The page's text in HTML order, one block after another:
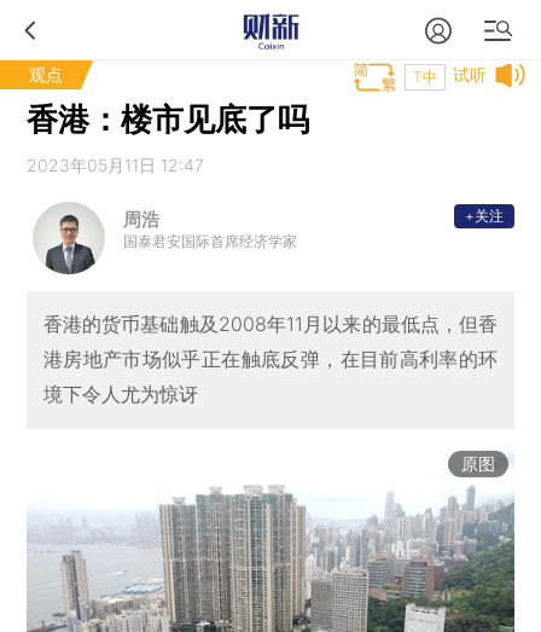
观点 试听
T中
香港：楼市见底了吗
2023年05月11日 12:47
周浩
国泰君安国际首席经济学家
+关注
香港的货币基础触及2008年11月以来的最低点，但香
港房地产市场似乎正在触底反弹，在目前高利率的环
境下令人尤为惊讶
原图